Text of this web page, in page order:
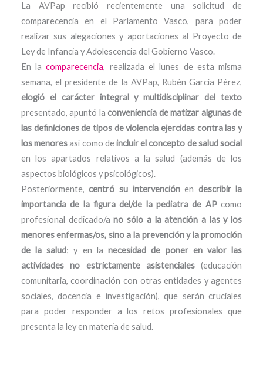
La AVPap recibió recientemente una solicitud de
comparecencia en el Parlamento Vasco, para poder
realizar sus alegaciones y aportaciones al Proyecto de
Ley de Infancia y Adolescencia del Gobierno Vasco.
En lacomparecencia, realizada el lunes de esta misma
semana, el presidente de la AVPap, Rubén García Pérez,
elogió el carácter integral y multidisciplinar del texto
presentado, apuntó laconveniencia de matizar algunas de
las definiciones de tipos de violencia ejercidas contra las y
los menoresasí como deincluir el concepto de salud social
en los apartados relativos a la salud (además de los
aspectos biológicos y psicológicos).
Posteriormente,centró su intervenciónen describir la
importancia de la figura del/de la pediatra de APcomo
profesional dedicado/ano sólo a la atención a las y los
menores enfermas/os, sino a la prevención y la promoción
de la salud; y en lanecesidad de poner en valor las
actividades no estrictamente asistenciales(educación
comunitaria, coordinación con otras entidades y agentes
sociales, docencia e investigación), que serán cruciales
para poder responder a los retos profesionales que
presenta la ley en materia de salud.